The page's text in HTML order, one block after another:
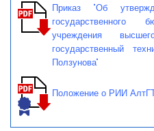
Приказ "Об
государственного
учреждения
государственный
Ползунова"
Положение о РИИ